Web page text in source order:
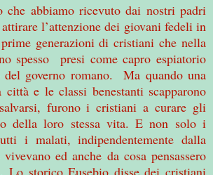
che abbiamo ricevuto dai nostri padri
l’attenzione dei giovani fedeli in
generazioni di cristiani che nella
spesso presi come capro espiatorio
del governo romano. Ma quando una
e le classi benestanti scapparono
furono i cristiani a curare gli
della loro stessa vita. E non solo i
i malati, indipendentemente dalla
ed anche da cosa pensassero
Lo storico Eusebio disse dei cristiani